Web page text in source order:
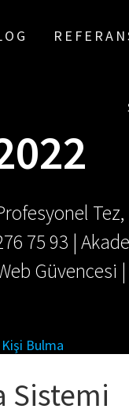
75 93 |
Güvencesi
Sistemi